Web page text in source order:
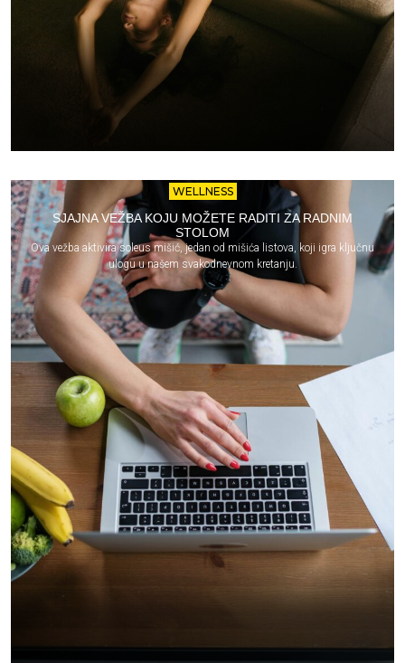
WELLNESS
SJAJNA VEŽBA KOJU MOŽETE RADITI ZA RADNIM
STOLOM
Ova vežba aktivira soleus mišić, jedan od mišića listova, koji igra ključnu
ulogu u našem svakodnevnom kretanju.